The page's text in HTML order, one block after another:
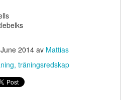
2014av Mattias
träningsredskap